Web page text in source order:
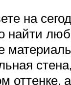
на
найти
оттенке,